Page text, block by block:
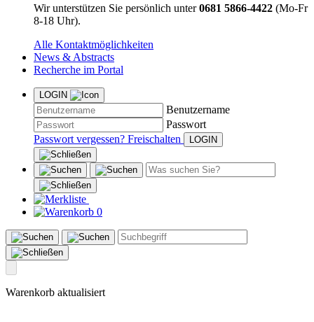
Wir unterstützen Sie persönlich unter0681 5866-4422 (Mo-Fr
8-18 Uhr).
Alle Kontaktmöglichkeiten
News & Abstracts
Recherche im Portal
LOGIN
Benutzername
Passwort
Passwort vergessen? Freischalten
0
Warenkorb aktualisiert